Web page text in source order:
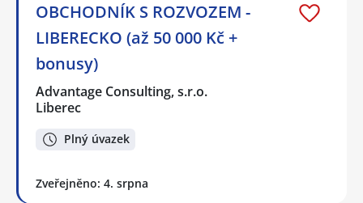
OBCHODNÍK S ROZVOZEM -
LIBERECKO (až 50 000 Kč +
bonusy)
Advantage Consulting, s.r.o.
Liberec
Plný úvazek
Zveřejněno: 4. srpna